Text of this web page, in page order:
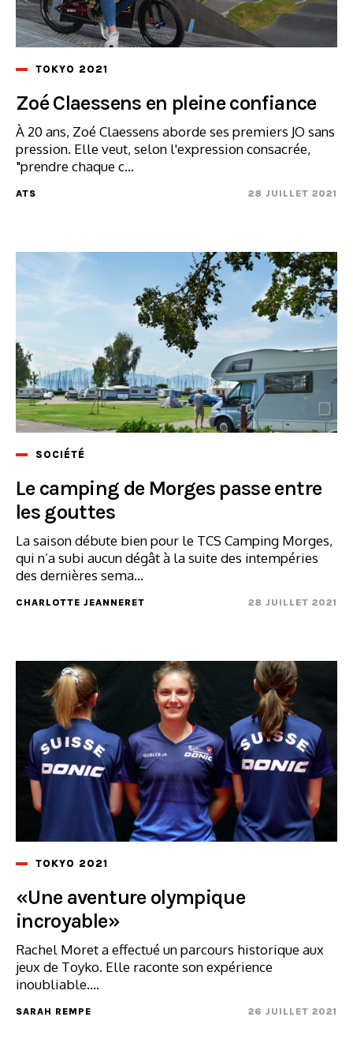
TOKYO 2021
Zoé Claessens en pleine confiance
À 20 ans, Zoé Claessens aborde ses premiers JO sans
pression. Elle veut, selon l'expression consacrée,
"prendre chaque c...
ATS 28 JUILLET 2021
SOCIÉTÉ
Le camping de Morges passe entre
les gouttes
La saison débute bien pour le TCS Camping Morges,
qui n’a subi aucun dégât à la suite des intempéries
des dernières sema...
CHARLOTTE JEANNERET 28 JUILLET 2021
TOKYO 2021
«Une aventure olympique
incroyable»
Rachel Moret a effectué un parcours historique aux
jeux de Toyko. Elle raconte son expérience
inoubliable....
SARAH REMPE 26 JUILLET 2021